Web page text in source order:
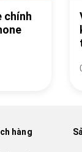
chính
hàng